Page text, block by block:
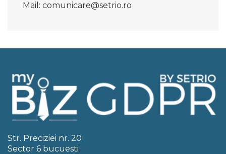
Mail: comunicare@setrio.ro
Str. Preciziei nr. 20
Sector 6 bucuesti